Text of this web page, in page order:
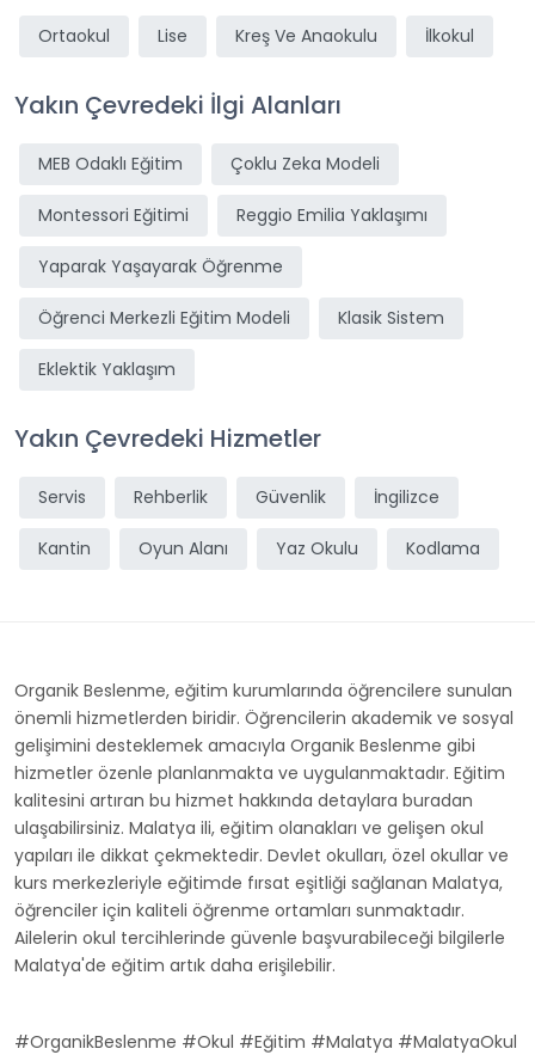
Ortaokul Lise Kreş Ve Anaokulu İlkokul
Yakın Çevredeki İlgi Alanları
MEB Odaklı Eğitim Çoklu Zeka Modeli
Montessori Eğitimi Reggio Emilia Yaklaşımı
Yaparak Yaşayarak Öğrenme
Öğrenci Merkezli Eğitim Modeli Klasik Sistem
Eklektik Yaklaşım
Yakın Çevredeki Hizmetler
Servis Rehberlik Güvenlik İngilizce
Kantin Oyun Alanı Yaz Okulu Kodlama
Organik Beslenme, eğitim kurumlarında öğrencilere sunulan
önemli hizmetlerden biridir. Öğrencilerin akademik ve sosyal
gelişimini desteklemek amacıyla Organik Beslenme gibi
hizmetler özenle planlanmakta ve uygulanmaktadır. Eğitim
kalitesini artıran bu hizmet hakkında detaylara buradan
ulaşabilirsiniz. Malatya ili, eğitim olanakları ve gelişen okul
yapıları ile dikkat çekmektedir. Devlet okulları, özel okullar ve
kurs merkezleriyle eğitimde fırsat eşitliği sağlanan Malatya,
öğrenciler için kaliteli öğrenme ortamları sunmaktadır.
Ailelerin okul tercihlerinde güvenle başvurabileceği bilgilerle
Malatya'de eğitim artık daha erişilebilir.
#OrganikBeslenme #Okul #Eğitim #Malatya #MalatyaOkul